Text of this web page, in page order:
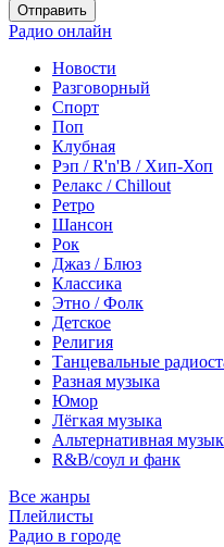
Отправить
Радио онлайн
Новости
Разговорный
Спорт
Поп
Клубная
Рэп / R'n'B / Хип-Хоп
Релакс / Chillout
Ретро
Шансон
Рок
Джаз / Блюз
Классика
Этно / Фолк
Детское
Религия
Танцевальные
Разная музыка
Юмор
Лёгкая музыка
Альтернативная
R&B/cоул и фанк
Все жанры
Плейлисты
Радио в городе